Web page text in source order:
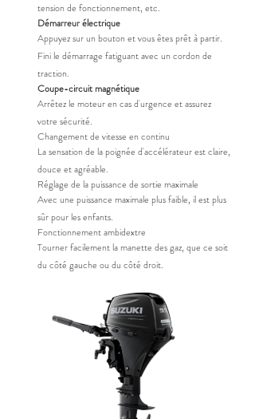
tension de fonctionnement, etc.
Démarreur électrique
Appuyez sur un bouton et vous êtes prêt à partir.
Fini le démarrage fatiguant avec un cordon de
traction.
Coupe-circuit magnétique
Arrêtez le moteur en cas d'urgence et assurez
votre sécurité.
Changement de vitesse en continu
La sensation de la poignée d'accélérateur est claire,
douce et agréable.
Réglage de la puissance de sortie maximale
Avec une puissance maximale plus faible, il est plus
sûr pour les enfants.
Fonctionnement ambidextre
Tourner facilement la manette des gaz, que ce soit
du côté gauche ou du côté droit.